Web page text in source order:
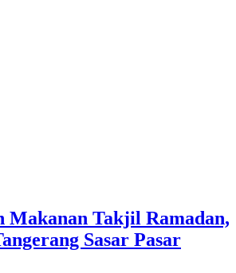
Makanan Takjil Ramadan,
Sasar Pasar